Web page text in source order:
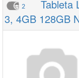
2
Tableta
3, 4GB 128GB